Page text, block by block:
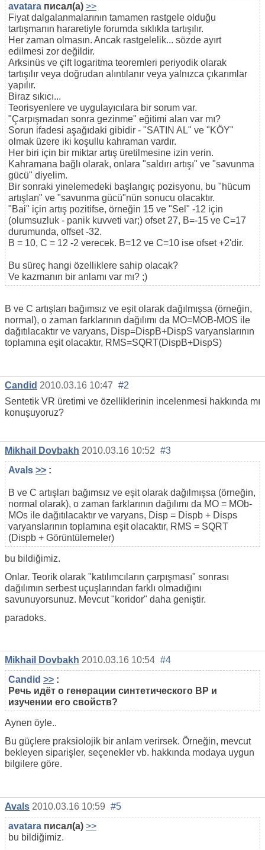
avatara писал(а) >>
Fiyat dalgalanmalarının tamamen rastgele olduğu
tartışmanın hararetiyle forumda sıklıkla tartışılır.
Her zaman olmasın. Ancak rastgelelik... sözde ayırt
edilmesi zor değildir.
Arksinüs ve çift logaritma teoremleri periyodik olarak
tartışılır veya doğrudan alıntılanır veya yalnızca çıkarımlar
yapılır.
Biraz sıkıcı...
Teorisyenlere ve uygulayıcılara bir sorum var.
"Çarpışmadan sonra gezinme" eğitimi alan var mı?
Sorun ifadesi aşağıdaki gibidir - "SATIN AL" ve "KÖY"
olmak üzere iki koşullu kahraman vardır.
Her biri için bir miktar artış üretilmesine izin verin.
Kahramana bağlı olarak, onlara "saldırı artışı" ve "savunma
gücü" diyelim.
Bir sonraki yinelemedeki başlangıç pozisyonu, bu "hücum
artışları" ve "savunma gücü"nün sonucu olacaktır.
"Bai" için artış pozitifse, örneğin 15 ve "Sel" -12 için
(olumsuzluk - panik kuvveti var;) ofset 27, B=-15 ve C=17
durumunda, offset -32.
B = 10, C = 12 -2 verecek. B=12 ve C=10 ise ofset +2'dir.
Bu süreç hangi özelliklere sahip olacak?
Ve kazmanın bir anlamı var mı? ;)
B ve C artışları bağımsız ve eşit olarak dağılmışsa (örneğin,
normal), o zaman farklarının dağılımı da MO=MOB-MOS ile
dağıtılacaktır ve varyans, Disp=DispB+DispS varyanslarının
toplamına eşit olacaktır, RMS=SQRT(DispB+DispS)
Candid 2010.03.16 10:47 #2
Sentetik VR üretimi ve özelliklerinin incelenmesi hakkında mı
konuşuyoruz?
Mikhail Dovbakh 2010.03.16 10:52 #3
Avals >> :
B ve C artışları bağımsız ve eşit olarak dağılmışsa (örneğin,
normal olarak), o zaman farklarının dağılımı da MO = MOb-
MOs ile dağıtılacaktır ve varyans, Disp = Dispb + Disps
varyanslarının toplamına eşit olacaktır, RMS = SQRT
(Dispb + Görüntülemeler)
bu bildiğimiz.
Onlar. Teorik olarak "katılımcıların çarpışması" sonrası
dağılımın serbest uçuşlarından farklı olmadığını
savunuyorsunuz. Mevcut "koridor" daha geniştir.
paradoks.
Mikhail Dovbakh 2010.03.16 10:54 #4
Candid >> :
Речь идёт о генерации синтетического ВР и
изучении его свойств?
Aynen öyle..
Bu güçlere praksiolojik bir anlam verirsek. Örneğin, mevcut
bekleyen siparişler, seçenekler vb. hakkında modaya uygun
bilgilere göre.
Avals 2010.03.16 10:59 #5
avatara писал(а) >>
bu bildiğimiz.